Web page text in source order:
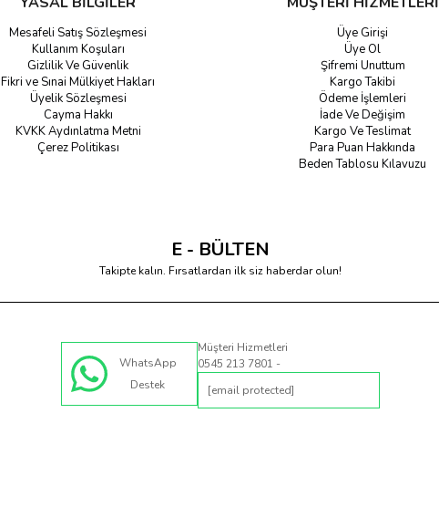
Mesafeli Satış Sözleşmesi
Kullanım Koşuları
Gizlilik Ve Güvenlik
Fikri ve Sınai Mülkiyet Hakları
Üyelik Sözleşmesi
Cayma Hakkı
KVKK Aydınlatma Metni
Çerez Politikası
Üye Girişi
Üye Ol
Şifremi Unuttum
Kargo Takibi
Ödeme İşlemleri
İade Ve Değişim
Kargo Ve Teslimat
Para Puan Hakkında
Beden Tablosu Kılavuzu
E - BÜLTEN
Takipte kalın. Fırsatlardan ilk siz haberdar olun!
WhatsApp
Destek
Müşteri Hizmetleri
0545 213 7801 -
[email protected]